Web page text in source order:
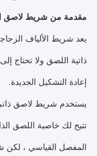
مقدمة من شريط لاصق
يعد شريط الألياف
ذاتية اللصق ولا تحتاج
إعادة التشكيل الجديدة.
يستخدم شريط لاصق ذاتي
تتيح لك خاصية اللصق
المفصل القياسي ، لكن